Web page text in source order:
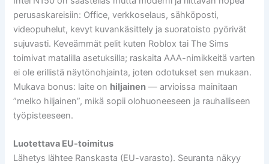
perusaskareisiin: Office, verkkoselaus, sähköposti,
videopuhelut, kevyt kuvankäsittely ja suoratoisto pyörivät
sujuvasti. Keveämmät pelit kuten Roblox tai The Sims
toimivat matalilla asetuksilla; raskaita AAA-nimikkeitä varten
ei ole erillistä näytönohjainta, joten odotukset sen mukaan.
Mukava bonus: laite on hiljainen — arvioissa mainitaan
”melko hiljainen”, mikä sopii olohuoneeseen ja rauhalliseen
työpisteeseen.
Luotettava EU-toimitus
Lähetys lähtee Ranskasta (EU-varasto). Seuranta näkyy